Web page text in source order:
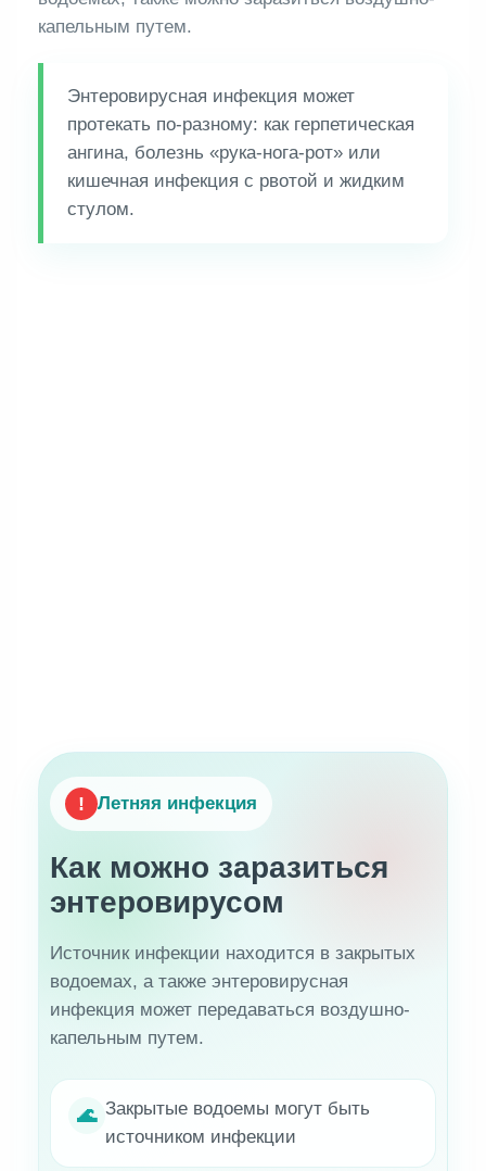
капельным путем.
Энтеровирусная инфекция может
протекать по-разному: как герпетическая
ангина, болезнь «рука-нога-рот» или
кишечная инфекция с рвотой и жидким
стулом.
! Летняя инфекция
Как можно заразиться
энтеровирусом
Источник инфекции находится в закрытых
водоемах, а также энтеровирусная
инфекция может передаваться воздушно-
капельным путем.
🌊 Закрытые водоемы могут быть
источником инфекции